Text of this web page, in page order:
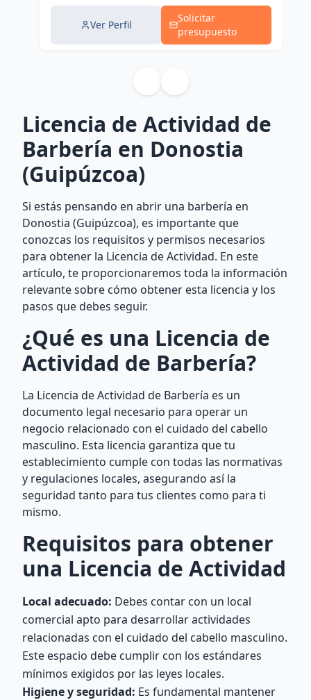
Ver Perfil
Solicitar
presupuesto
Licencia de Actividad de
Barbería en Donostia
(Guipúzcoa)
Si estás pensando en abrir una barbería en
Donostia (Guipúzcoa), es importante que
conozcas los requisitos y permisos necesarios
para obtener la Licencia de Actividad. En este
artículo, te proporcionaremos toda la información
relevante sobre cómo obtener esta licencia y los
pasos que debes seguir.
¿Qué es una Licencia de
Actividad de Barbería?
La Licencia de Actividad de Barbería es un
documento legal necesario para operar un
negocio relacionado con el cuidado del cabello
masculino. Esta licencia garantiza que tu
establecimiento cumple con todas las normativas
y regulaciones locales, asegurando así la
seguridad tanto para tus clientes como para ti
mismo.
Requisitos para obtener
una Licencia de Actividad
Local adecuado: Debes contar con un local
comercial apto para desarrollar actividades
relacionadas con el cuidado del cabello masculino.
Este espacio debe cumplir con los estándares
mínimos exigidos por las leyes locales.
Higiene y seguridad: Es fundamental mantener